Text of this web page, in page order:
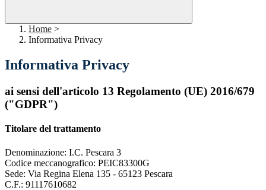
Home >
Informativa Privacy
Informativa Privacy
ai sensi dell'articolo 13 Regolamento (UE) 2016/679
("GDPR")
Titolare del trattamento
Denominazione: I.C. Pescara 3
Codice meccanografico: PEIC83300G
Sede: Via Regina Elena 135 - 65123 Pescara
C.F.: 91117610682